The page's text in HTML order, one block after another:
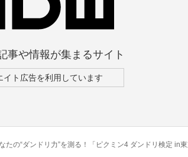
事や情報が集まるサイト
イト広告を利用しています
たの“ダンドリ力”を測る！「ピクミン4 ダンドリ検定 in